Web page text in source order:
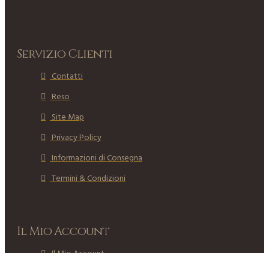
Servizio Clienti
Contatti
Reso
Site Map
Privacy Policy
Informazioni di Consegna
Termini & Condizioni
Il Mio Account